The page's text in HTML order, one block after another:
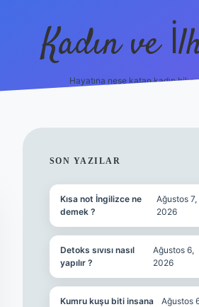
Kadın ve
Hayatına neşe katan kadın
SIDEBAR
SON YAZILAR
Kısa not İngilizce ne
demek ?
Ağustos 7,
2026
Detoks sıvısı nasıl
yapılır ?
Ağustos 6,
2026
Kumru kuşu biti insana
Ağustos
ilbet